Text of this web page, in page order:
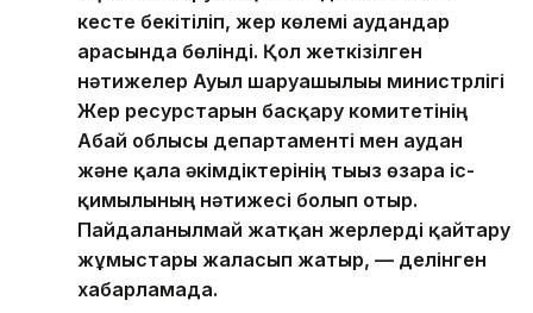
кесте бекітіліп, жер көлемі аудандар
арасында бөлінді. Қол жеткізілген
нәтижелер Ауыл шаруашылығы министрлігі
Жер ресурстарын басқару комитетінің
Абай облысы департаменті мен аудан
және қала әкімдіктерінің тығыз өзара іс-
қимылының нәтижесі болып отыр.
Пайдаланылмай жатқан жерлерді қайтару
жұмыстары жалғасып жатыр, — делінген
хабарламада.